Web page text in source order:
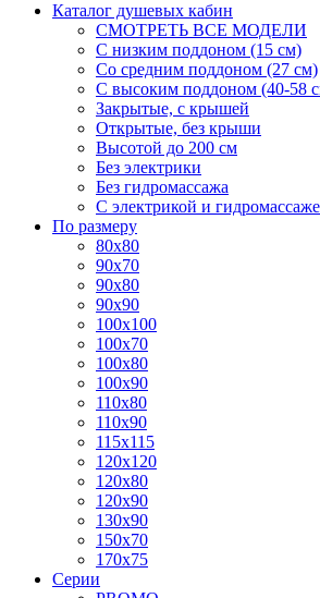
Каталог душевых кабин
СМОТРЕТЬ ВСЕ МОДЕЛИ
С низким поддоном (15 см)
Со средним поддоном (27 см)
С высоким поддоном (40-58
Закрытые, с крышей
Открытые, без крыши
Высотой до 200 см
Без электрики
Без гидромассажа
С электрикой и
По размеру
80x80
90x70
90x80
90x90
100x100
100x70
100x80
100x90
110x80
110x90
115x115
120x120
120x80
120x90
130x90
150x70
170x75
Серии